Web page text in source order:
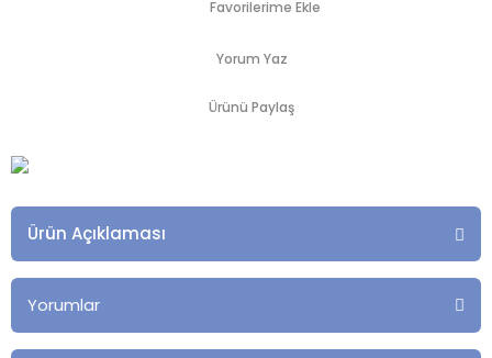
Yorum Yaz
Ürünü Paylaş
Ürün Açıklaması
Yorumlar